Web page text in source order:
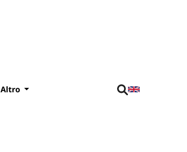
Altro